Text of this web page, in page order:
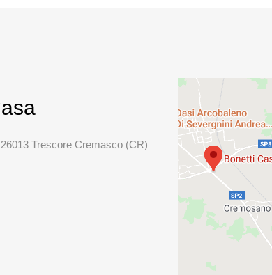
Trescore Cremasco (CR)